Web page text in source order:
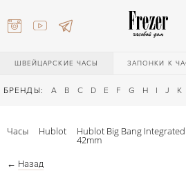
ШВЕЙЦАРСКИЕ ЧАСЫ ЗАПОНКИ К
БРЕНДЫ: A B C D E F G H I J K
Часы Hublot Hublot Big Bang
42mm
← Назад